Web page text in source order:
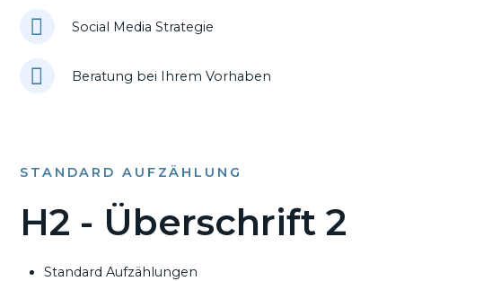
Social Media Strategie
Beratung bei Ihrem Vorhaben
STANDARD AUFZÄHLUNG
H2 - Überschrift 2
Standard Aufzählungen